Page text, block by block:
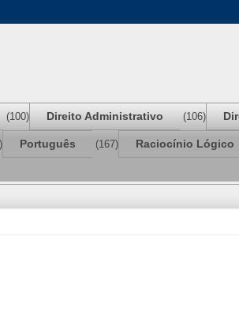
(100) Direito Administrativo (106)
Português (167) Raciocínio Lógico